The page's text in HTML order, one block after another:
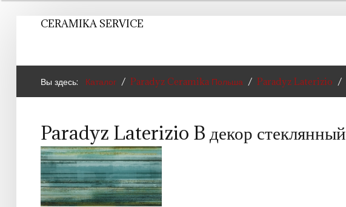
CERAMIKA SERVICE
Вы здесь: Каталог Paradyz Ceramika Польша Paradyz Laterizio
Paradyz Laterizio B декор стеклянный